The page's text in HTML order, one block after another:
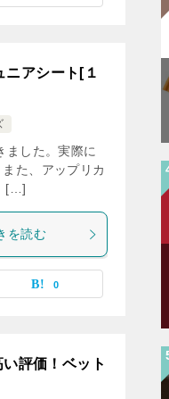
アシート[１
ました。実際に
た、アップリカ
[…]
を読む
0
評価！ベット